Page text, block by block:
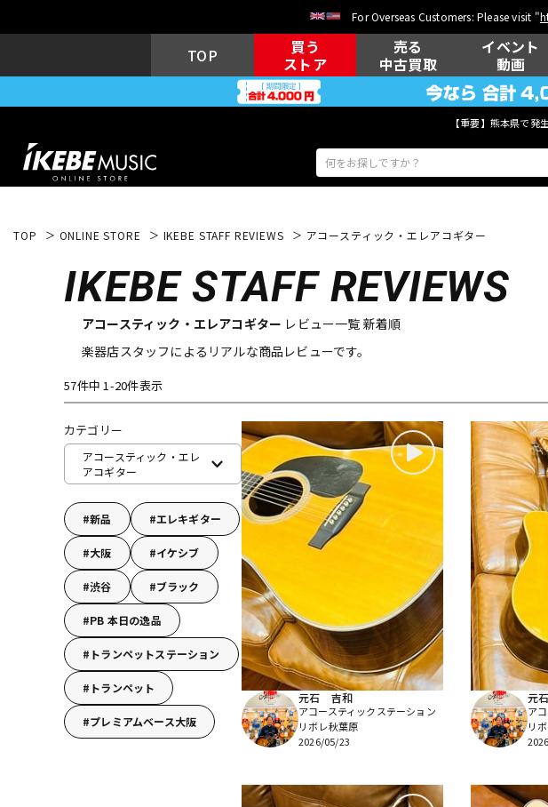
For Overseas Customers: Please visit "
TOP
買う
ストア
売る
中古買取
イベント
動画
【重要】熊本県で
アコギ/エレ
キーボード 電子ピアノ
DTM DTM オ
イン納品
中古 ヴィンテージ
TOP ONLINE STORE IKEBE STAFF REVIEWS アコースティック・エレアコギター
IKEBE STAFF REVIEWS
アコースティック・エレアコギター レビュー一覧 新着順
楽器店スタッフによるリアルな商品レビューです。
57件中 1-20件表示
カテゴリー
アコースティック・エレ
アコギター
新品 エレキギター
大阪 イケシブ
渋谷 ブラック
PB 本日の逸品
トランペットステーション
トランペット
プレミアムベース大阪
元石 吉和
アコースティックステーション
リボレ秋葉原
2026/05/23
元
ア
リ